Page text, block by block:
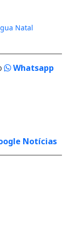
Natal
Whatsapp
Notícias